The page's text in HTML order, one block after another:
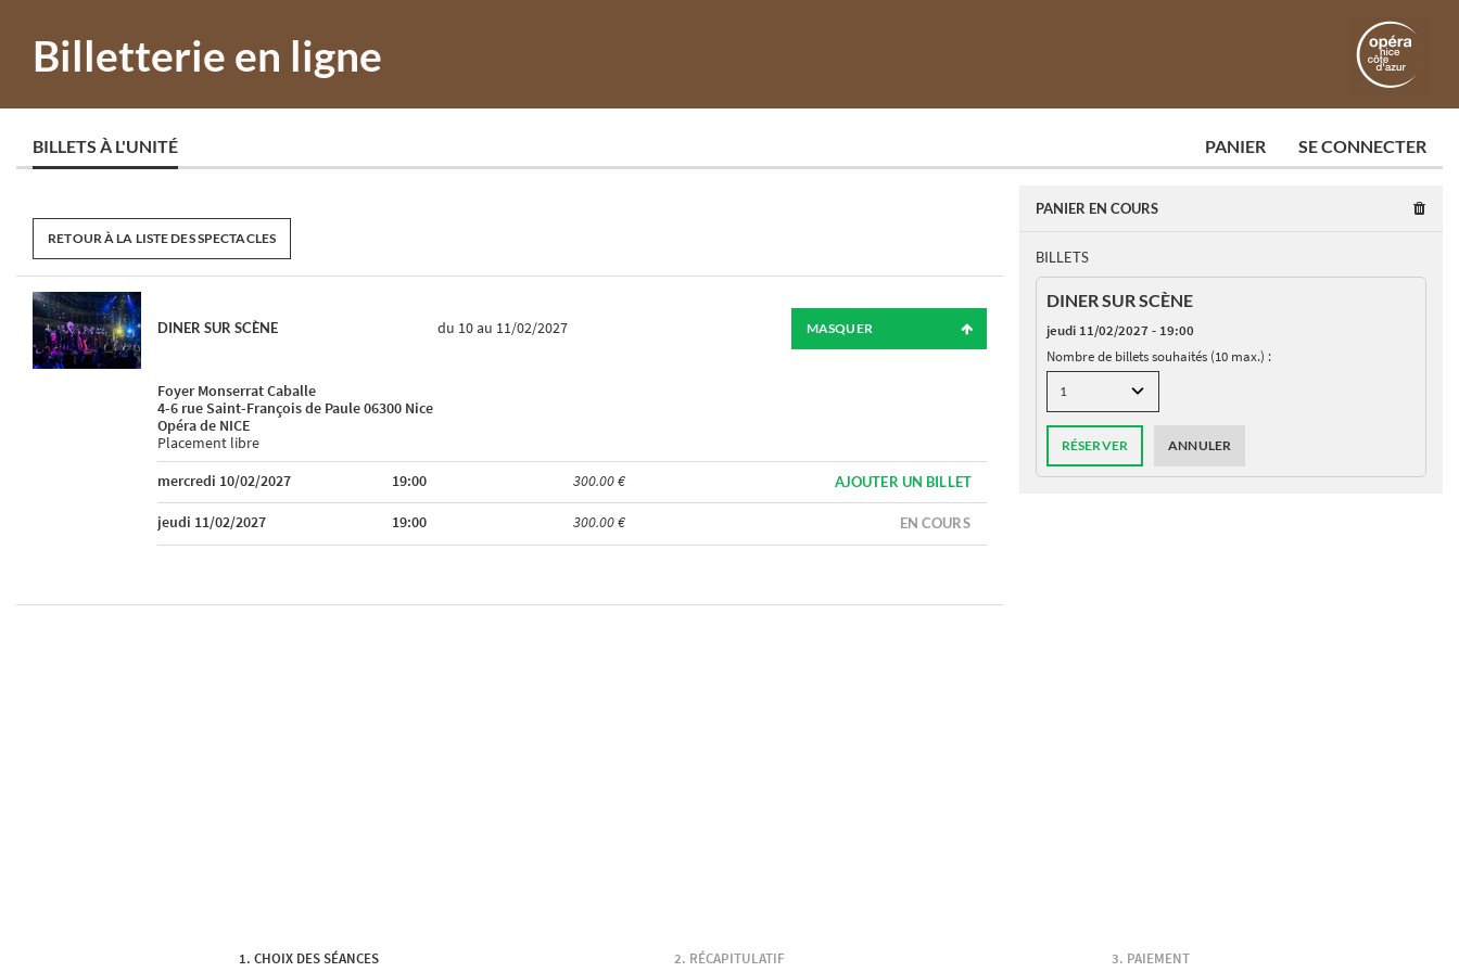
Billetterie en ligne
BILLETS À L'UNITÉ PANIER SE CONNECTER
RETOUR À LA LISTE DES SPECTACLES
DINER SUR SCÈNE du 10au 11/02/2027 MASQUER
Foyer Monserrat Caballe
4-6 rue Saint-François de Paule 06300 Nice
Opéra de NICE
Placement libre
mercredi 10/02/2027
19:00 300.00 € AJOUTER UN BILLET
jeudi 11/02/2027 19:00 300.00 € EN COURS
PANIER EN COURS
BILLETS
DINER SUR SCÈNE
jeudi 11/02/2027 - 19:00
Nombre de billets souhaités (10 max.) :
RÉSERVER ANNULER
CHOIX DES SÉANCES RÉCAPITULATIF PAIEMENT